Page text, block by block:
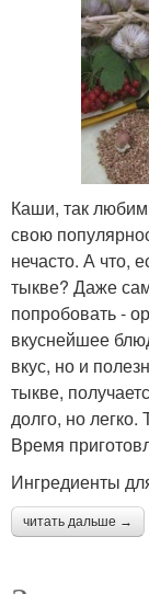
Каши, так
свою
нечасто. А что,
тыкве? Даже
попробовать -
вкуснейшее
вкус, но и
тыкве,
долго, но легко.
Время
Ингредиенты
читать дальше →